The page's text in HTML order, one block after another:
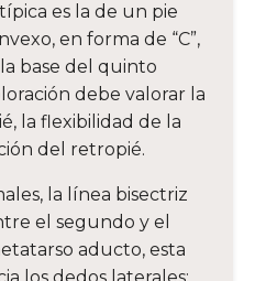
es la de un pie
en forma de “C”,
base del quinto
debe valorar la
la flexibilidad de la
del retropié.
la línea bisectriz
el segundo y el
aducto, esta